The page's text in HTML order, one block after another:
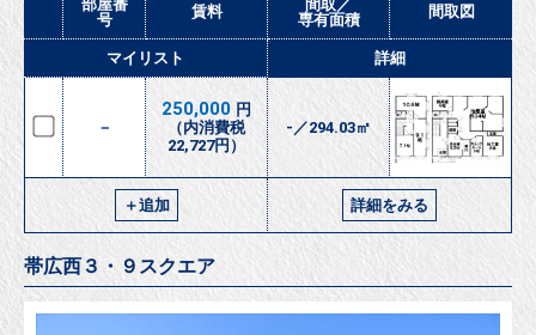
部屋番
号
賃料
間取／
専有面積
間取図
マイリスト 詳細
－
250,000 円
（内消費税
22,727円）
-／294.03㎡
＋追加 詳細をみる
帯広西３・９スクエア